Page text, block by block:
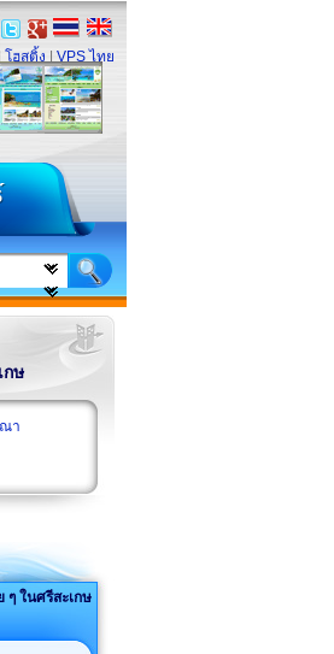
โฮสติ้ง VPS ไทย
กษ
า
ๆ ในศรีสะเกษ